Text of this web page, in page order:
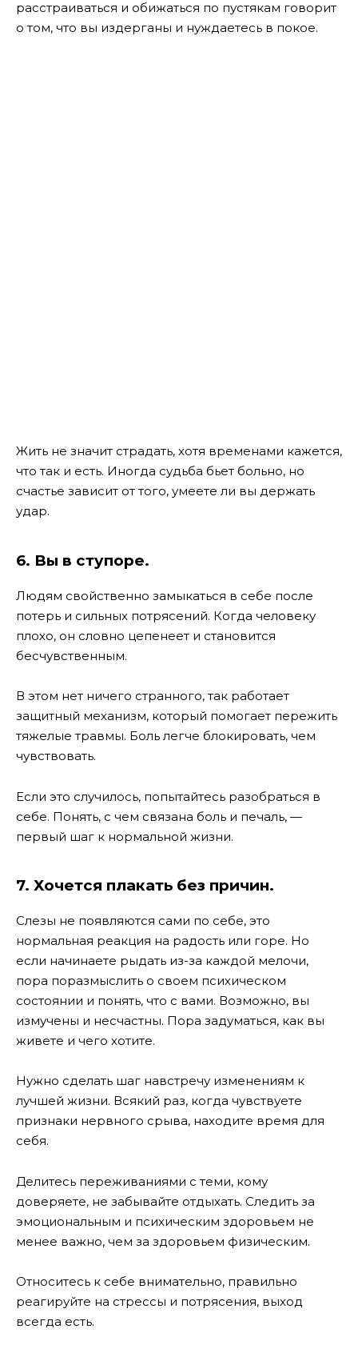
расстраиваться и обижаться по пустякам говорит
о том, что вы издерганы и нуждаетесь в покое.
Жить не значит страдать, хотя временами кажется,
что так и есть. Иногда судьба бьет больно, но
счастье зависит от того, умеете ли вы держать
удар.
6. Вы в ступоре.
Людям свойственно замыкаться в себе после
потерь и сильных потрясений. Когда человеку
плохо, он словно цепенеет и становится
бесчувственным.
В этом нет ничего странного, так работает
защитный механизм, который помогает пережить
тяжелые травмы. Боль легче блокировать, чем
чувствовать.
Если это случилось, попытайтесь разобраться в
себе. Понять, с чем связана боль и печаль, —
первый шаг к нормальной жизни.
7. Хочется плакать без причин.
Слезы не появляются сами по себе, это
нормальная реакция на радость или горе. Но
если начинаете рыдать из-за каждой мелочи,
пора поразмыслить о своем психическом
состоянии и понять, что с вами. Возможно, вы
измучены и несчастны. Пора задуматься, как вы
живете и чего хотите.
Нужно сделать шаг навстречу изменениям к
лучшей жизни. Всякий раз, когда чувствуете
признаки нервного срыва, находите время для
себя.
Делитесь переживаниями с теми, кому
доверяете, не забывайте отдыхать. Следить за
эмоциональным и психическим здоровьем не
менее важно, чем за здоровьем физическим.
Относитесь к себе внимательно, правильно
реагируйте на стрессы и потрясения, выход
всегда есть.